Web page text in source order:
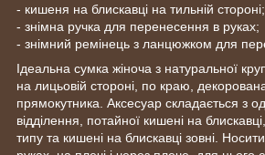
- кишеня на блискавці на тильній стороні;
- знімна ручка для перенесення в руках;
- знімний ремінець з ланцюжком для
Ідеальна сумка жіноча з натуральної
на лицьовій стороні, по краю,
прямокутника. Аксесуар складається з
відділення, потайної кишені на
типу та кишені на блискавці зовні.